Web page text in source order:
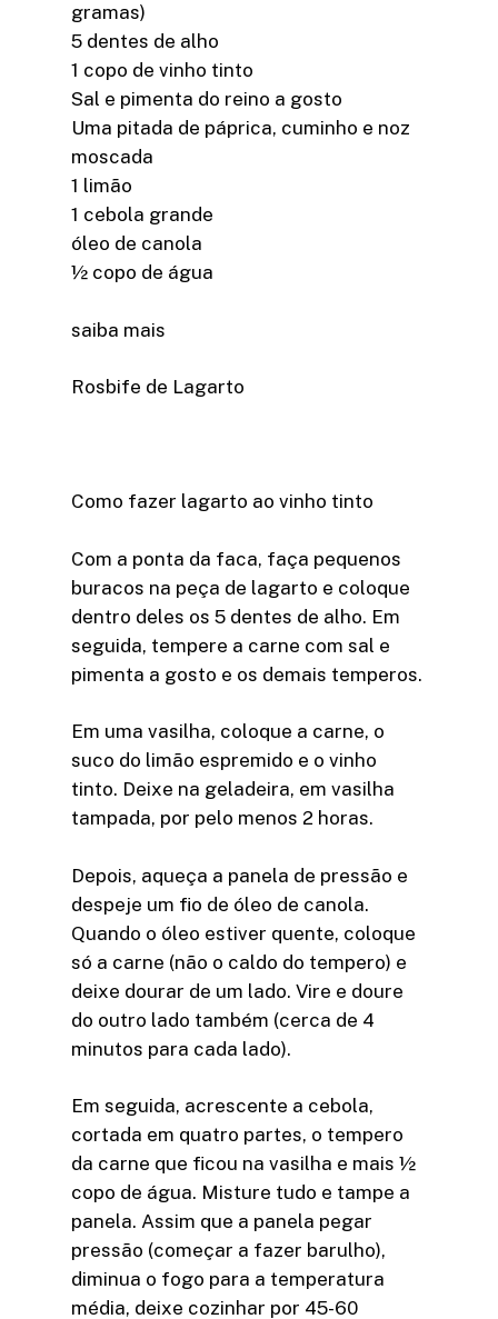
gramas)
5 dentes de alho
1 copo de vinho tinto
Sal e pimenta do reino a gosto
Uma pitada de páprica, cuminho e noz
moscada
1 limão
1 cebola grande
óleo de canola
½ copo de água
saiba mais
Rosbife de Lagarto
Como fazer lagarto ao vinho tinto
Com a ponta da faca, faça pequenos
buracos na peça de lagarto e coloque
dentro deles os 5 dentes de alho. Em
seguida, tempere a carne com sal e
pimenta a gosto e os demais temperos.
Em uma vasilha, coloque a carne, o
suco do limão espremido e o vinho
tinto. Deixe na geladeira, em vasilha
tampada, por pelo menos 2 horas.
Depois, aqueça a panela de pressão e
despeje um fio de óleo de canola.
Quando o óleo estiver quente, coloque
só a carne (não o caldo do tempero) e
deixe dourar de um lado. Vire e doure
do outro lado também (cerca de 4
minutos para cada lado).
Em seguida, acrescente a cebola,
cortada em quatro partes, o tempero
da carne que ficou na vasilha e mais ½
copo de água. Misture tudo e tampe a
panela. Assim que a panela pegar
pressão (começar a fazer barulho),
diminua o fogo para a temperatura
média, deixe cozinhar por 45-60